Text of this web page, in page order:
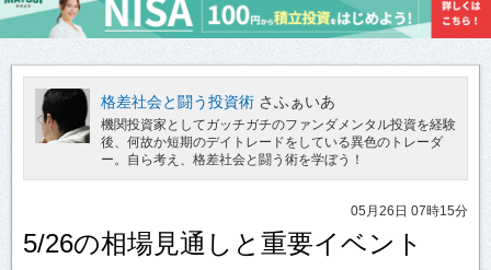
格差社会と闘う投資術 さふぁいあ
機関投資家としてガッチガチのファンダメンタル投資を経験
後、何故か短期のデイトレードをしている異色のトレーダ
ー。自ら考え、格差社会と闘う術を学ぼう！
05月26日 07時15分
5/26の相場見通しと重要イベント